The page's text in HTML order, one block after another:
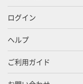
ログイン
ヘルプ
ご利用ガイド